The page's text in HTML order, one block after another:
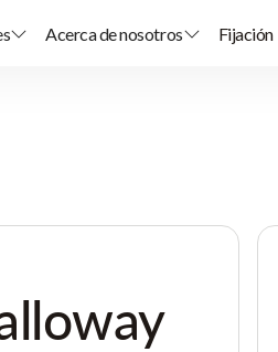
Acerca de nosotros Fijación